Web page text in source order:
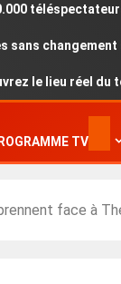
téléspectateurs
changement sur
le lieu réel du
TV
face à